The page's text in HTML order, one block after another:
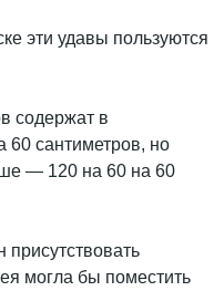
эти удавы пользуются
содержат в
60 сантиметров, но
— 120 на 60 на 60
могла бы поместить